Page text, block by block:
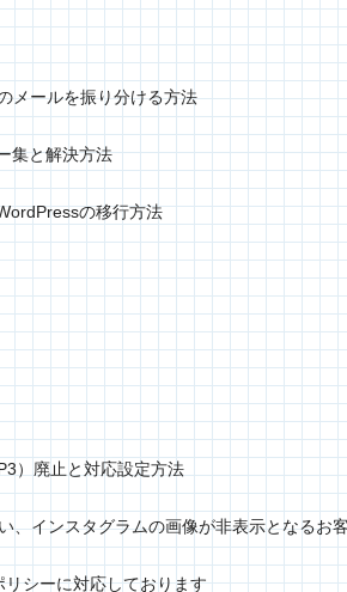
メールを振り分ける方法
集と解決方法
の移行方法
）廃止と対応設定方法
、インスタグラムの画像が非表示となるお
シーに対応しております